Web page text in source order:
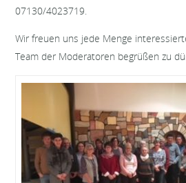
07130/4023719.
Wir freuen uns jede Menge
Team der Moderatoren begrüßen zu